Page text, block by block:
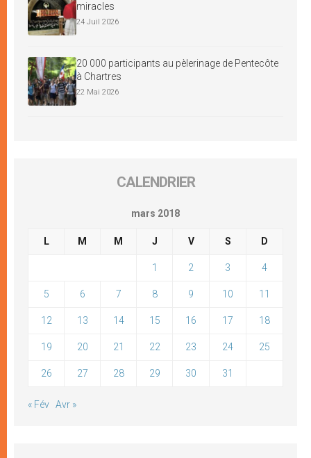
miracles
24 Juil 2026
20 000 participants au pèlerinage de Pentecôte
à Chartres
22 Mai 2026
CALENDRIER
mars 2018
L M M J V S D
1 2 3 4
5 6 7 8 9 10 11
12 13 14 15 16 17 18
19 20 21 22 23 24 25
26 27 28 29 30 31
« Fév Avr »